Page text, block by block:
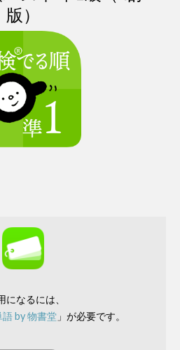
版）
なるには、
語 by 物書堂」が必要です。